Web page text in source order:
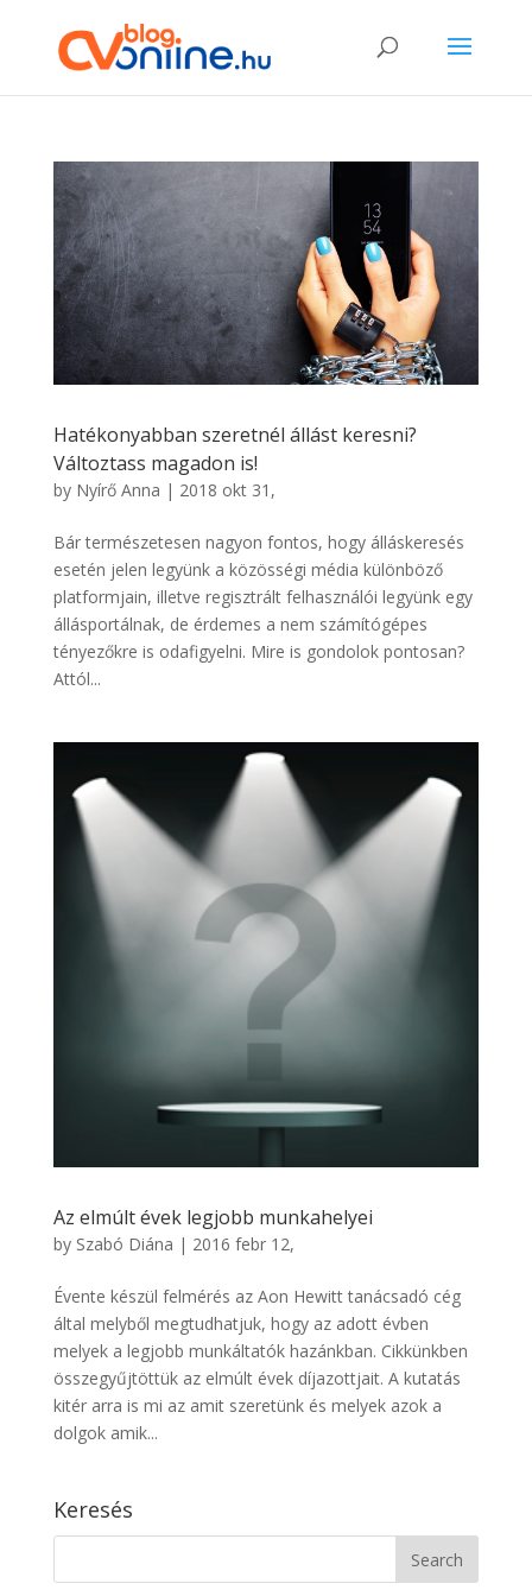
Hatékonyabban szeretnél állást keresni?
Változtass magadon is!
by Nyírő Anna | 2018 okt 31,
Bár természetesen nagyon fontos, hogy álláskeresés
esetén jelen legyünk a közösségi média különböző
platformjain, illetve regisztrált felhasználói legyünk egy
állásportálnak, de érdemes a nem számítógépes
tényezőkre is odafigyelni. Mire is gondolok pontosan?
Attól...
Az elmúlt évek legjobb munkahelyei
by Szabó Diána | 2016 febr 12,
Évente készül felmérés az Aon Hewitt tanácsadó cég
által melyből megtudhatjuk, hogy az adott évben
melyek a legjobb munkáltatók hazánkban. Cikkünkben
összegyűjtöttük az elmúlt évek díjazottjait. A kutatás
kitér arra is mi az amit szeretünk és melyek azok a
dolgok amik...
Keresés